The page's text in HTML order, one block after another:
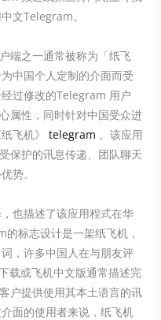
文Telegram。
端之一通常被称为「纸飞
中国个人定制的介面而受
过修改的Telegram 用户
属性，同时针对中国受众进
纸飞机》telegram 。该应用
保护的讯息传递、团队聊天
势。
也描述了该应用程式在华
标志设计是一架纸飞机，
，许多中国人在与朋友评
载或飞机中文版通常描述完
户提供使用其本土语言的讯
面的使用者来说，纸飞机